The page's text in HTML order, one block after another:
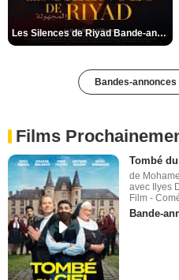
Les Silences de Riyad Bande-annonce VO STFR
Bandes-
Films
Tombé du
de
avec Ilyes
Film -
Bande-